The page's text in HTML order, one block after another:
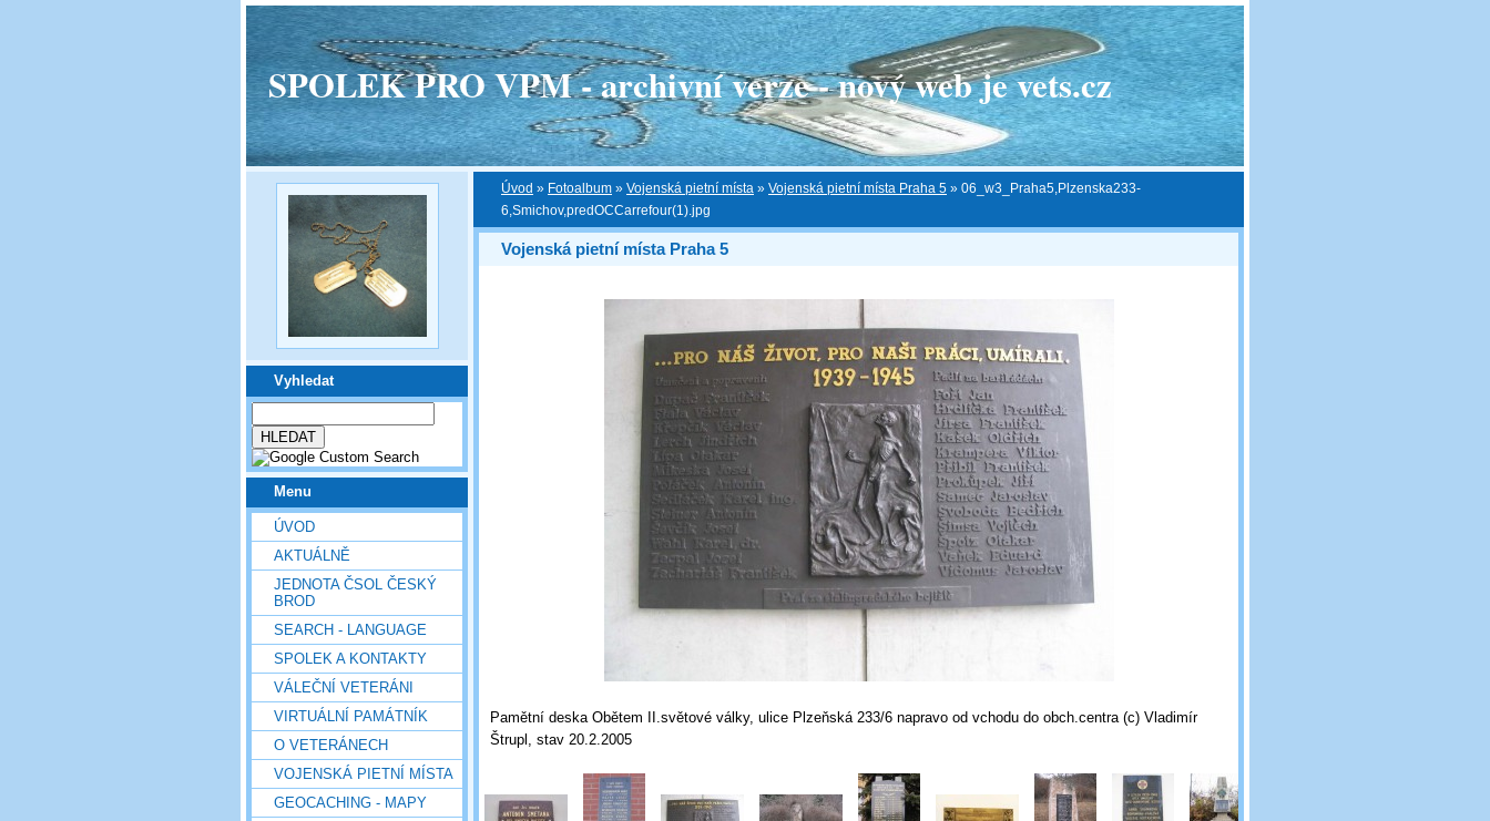
SPOLEK PRO VPM - archivní verze - nový web je vets.cz
Vyhledat
Menu
ÚVOD
AKTUÁLNĚ
JEDNOTA ČSOL ČESKÝ
BROD
SEARCH - LANGUAGE
SPOLEK A KONTAKTY
VÁLEČNÍ VETERÁNI
VIRTUÁLNÍ PAMÁTNÍK
O VETERÁNECH
VOJENSKÁ PIETNÍ MÍSTA
GEOCACHING - MAPY
Úvod » Fotoalbum » Vojenská pietní místa » Vojenská pietní místa Praha 5 » 06_w3_Praha5,Plzenska233-
6,Smichov,predOCCarrefour(1).jpg
Vojenská pietní místa Praha 5
Pamětní deska Obětem II.světové války, ulice Plzeňská 233/6 napravo od vchodu do obch.centra (c) Vladimír
Štrupl, stav 20.2.2005